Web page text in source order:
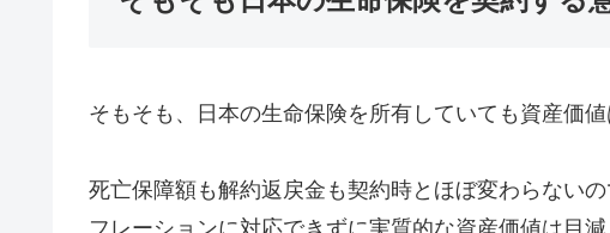
そもそも、日本の生命保険を所有していても資産価値
死亡保障額も解約返戻金も契約時とほぼ変わらない